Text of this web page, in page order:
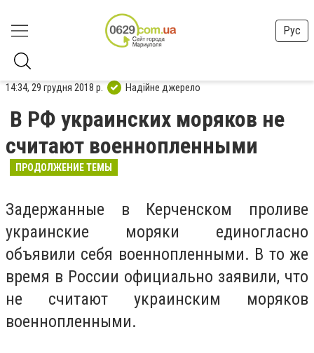
Рус
14:34, 29 грудня 2018 р. Надійне джерело
В РФ украинских моряков не
считают военнопленными
ПРОДОЛЖЕНИЕ ТЕМЫ
Задержанные в Керченском проливе
украинские моряки единогласно
объявили себя военнопленными. В то же
время в России официально заявили, что
не считают украинским моряков
военнопленными.